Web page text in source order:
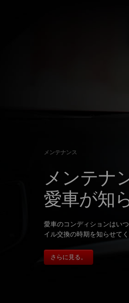
メンテナンス
メンテナ
愛車が知
愛車のコンディションはい
イル交換の時期を知らせて
さらに見る。